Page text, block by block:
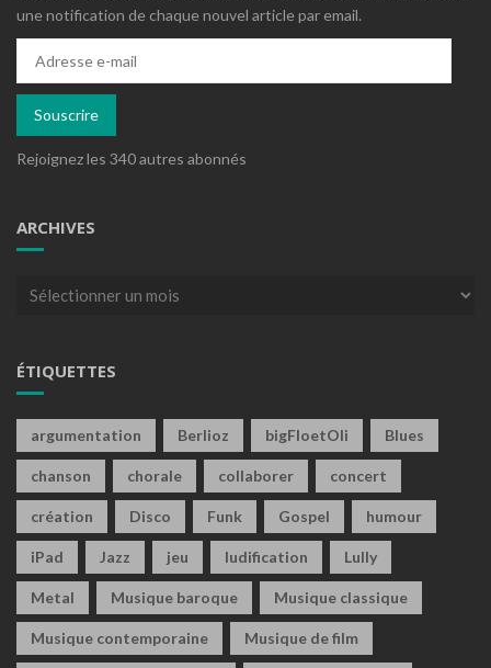
une notification de chaque nouvel article par email.
mail
Souscrire
Rejoignez les 340 autres abonnés
ARCHIVES
Archives
ÉTIQUETTES
argumentation Berlioz bigFloetOli Blues
chanson chorale collaborer concert
création Disco Funk Gospel humour
iPad Jazz jeu ludification Lully
Metal Musique baroque Musique classique
Musique contemporaine Musique de film